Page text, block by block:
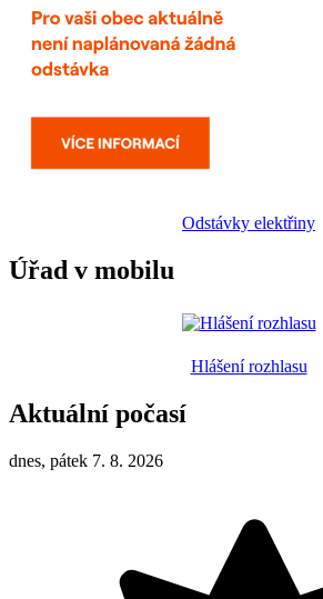
Odstávky elektřiny
Úřad v mobilu
Hlášení rozhlasu
Aktuální počasí
dnes, pátek 7. 8. 2026